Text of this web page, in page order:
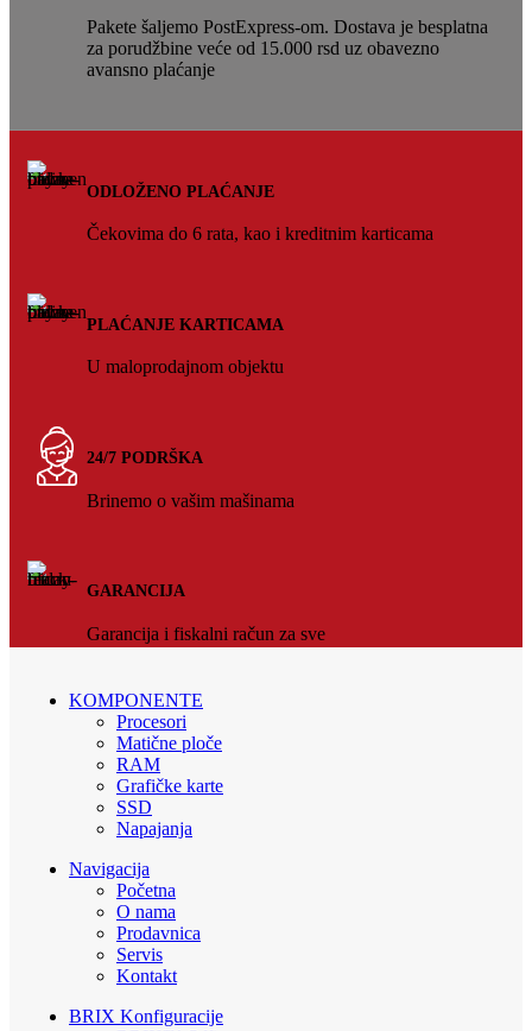
Pakete šaljemo PostExpress-om. Dostava je besplatna
za porudžbine veće od 15.000 rsd uz obavezno
avansno plaćanje
ODLOŽENO PLAĆANJE
Čekovima do 6 rata, kao i kreditnim karticama
PLAĆANJE KARTICAMA
U maloprodajnom objektu
24/7 PODRŠKA
Brinemo o vašim mašinama
GARANCIJA
Garancija i fiskalni račun za sve
KOMPONENTE
Procesori
Matične ploče
RAM
Grafičke karte
SSD
Napajanja
Navigacija
Početna
O nama
Prodavnica
Servis
Kontakt
BRIX Konfiguracije